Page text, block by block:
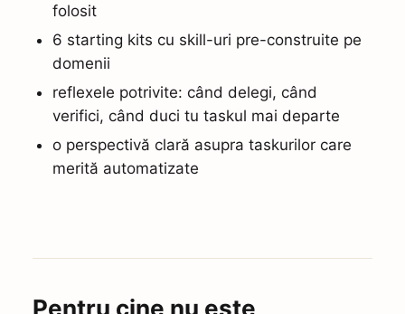
folosit
6 starting kits cu skill-uri pre-construite pe
domenii
reflexele potrivite: când delegi, când
verifici, când duci tu taskul mai departe
o perspectivă clară asupra taskurilor care
merită automatizate
Pentru cine nu este